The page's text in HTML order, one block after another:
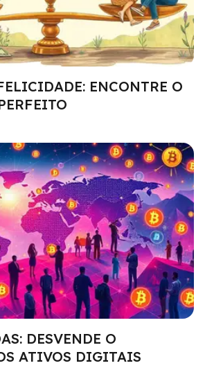
ENCONTRE O
DESVENDE O
ATIVOS DIGITAIS